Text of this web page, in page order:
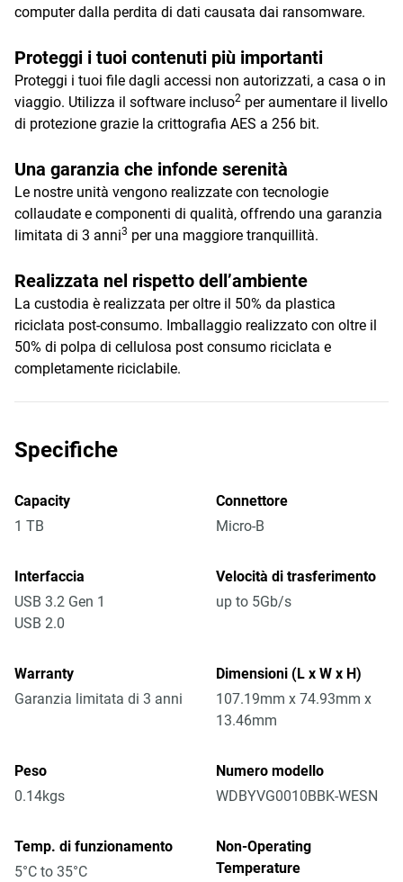
computer dalla perdita di dati causata dai ransomware.
Proteggi i tuoi contenuti più importanti
Proteggi i tuoi file dagli accessi non autorizzati, a casa o in
viaggio. Utilizza il software incluso2 per aumentare il livello
di protezione grazie la crittografia AES a 256 bit.
Una garanzia che infonde serenità
Le nostre unità vengono realizzate con tecnologie
collaudate e componenti di qualità, offrendo una garanzia
limitata di 3 anni3 per una maggiore tranquillità.
Realizzata nel rispetto dell’ambiente
La custodia è realizzata per oltre il 50% da plastica
riciclata post-consumo. Imballaggio realizzato con oltre il
50% di polpa di cellulosa post consumo riciclata e
completamente riciclabile.
Specifiche
Capacity
1 TB
Connettore
Micro-B
Interfaccia
USB 3.2 Gen 1
USB 2.0
Velocità di trasferimento
up to 5Gb/s
Warranty
Garanzia limitata di 3 anni
Dimensioni (L x W x H)
107.19mm x 74.93mm x
13.46mm
Peso
0.14kgs
Numero modello
WDBYVG0010BBK-WESN
Temp. di funzionamento
5°C to 35°C
Non-Operating
Temperature